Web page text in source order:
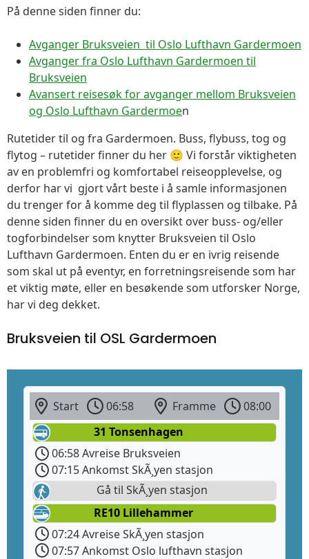
På denne siden finner du:
Avganger Bruksveien til Oslo Lufthavn Gardermoen
Avganger fra Oslo Lufthavn Gardermoen til
Bruksveien
Avansert reisesøk for avganger mellom Bruksveien
og Oslo Lufthavn Gardermoen
Rutetider til og fra Gardermoen. Buss, flybuss, tog og
flytog – rutetider finner du her 🙂 Vi forstår viktigheten
av en problemfri og komfortabel reiseopplevelse, og
derfor har vi gjort vårt beste i å samle informasjonen
du trenger for å komme deg til flyplassen og tilbake. På
denne siden finner du en oversikt over buss- og/eller
togforbindelser som knytter Bruksveien til Oslo
Lufthavn Gardermoen. Enten du er en ivrig reisende
som skal ut på eventyr, en forretningsreisende som har
et viktig møte, eller en besøkende som utforsker Norge,
har vi deg dekket.
Bruksveien til OSL Gardermoen
Start 06:58 Framme
08:00
31 Tonsenhagen
06:58 Avreise Bruksveien
07:15 Ankomst SkÃ¸yen stasjon
Gå til SkÃ¸yen stasjon
RE10 Lillehammer
07:24 Avreise SkÃ¸yen stasjon
07:57 Ankomst Oslo lufthavn stasjon